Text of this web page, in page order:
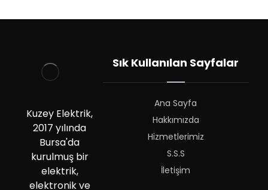
Kuzey Elektrik,
2017 yılında
Bursa'da
kurulmuş bir
elektrik,
elektronik ve
Sık Kullanılan Sayfalar
Ana Sayfa
Hakkımızda
Hizmetlerimiz
S.S.S
İletişim